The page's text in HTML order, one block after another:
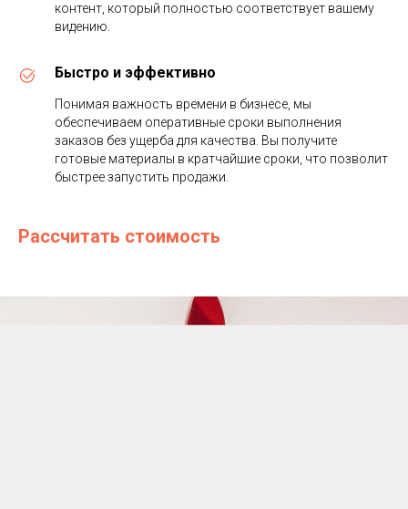
контент, который полностью соответствует вашему
видению.
Быстро и эффективно
Понимая важность времени в бизнесе, мы
обеспечиваем оперативные сроки выполнения
заказов без ущерба для качества. Вы получите
готовые материалы в кратчайшие сроки, что позволит
быстрее запустить продажи.
Рассчитать стоимость